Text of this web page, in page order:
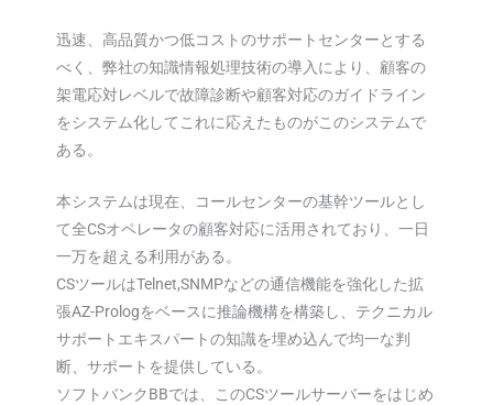
迅速、高品質かつ低コストのサポートセンターとする
べく、弊社の知識情報処理技術の導入により、顧客の
架電応対レベルで故障診断や顧客対応のガイドライン
をシステム化してこれに応えたものがこのシステムで
ある。
本システムは現在、コールセンターの基幹ツールとし
て全CSオペレータの顧客対応に活用されており、一日
一万を超える利用がある。
CSツールはTelnet,SNMPなどの通信機能を強化した拡
張AZ-Prologをベースに推論機構を構築し、テクニカル
サポートエキスパートの知識を埋め込んで均一な判
断、サポートを提供している。
ソフトバンクBBでは、このCSツールサーバーをはじめ